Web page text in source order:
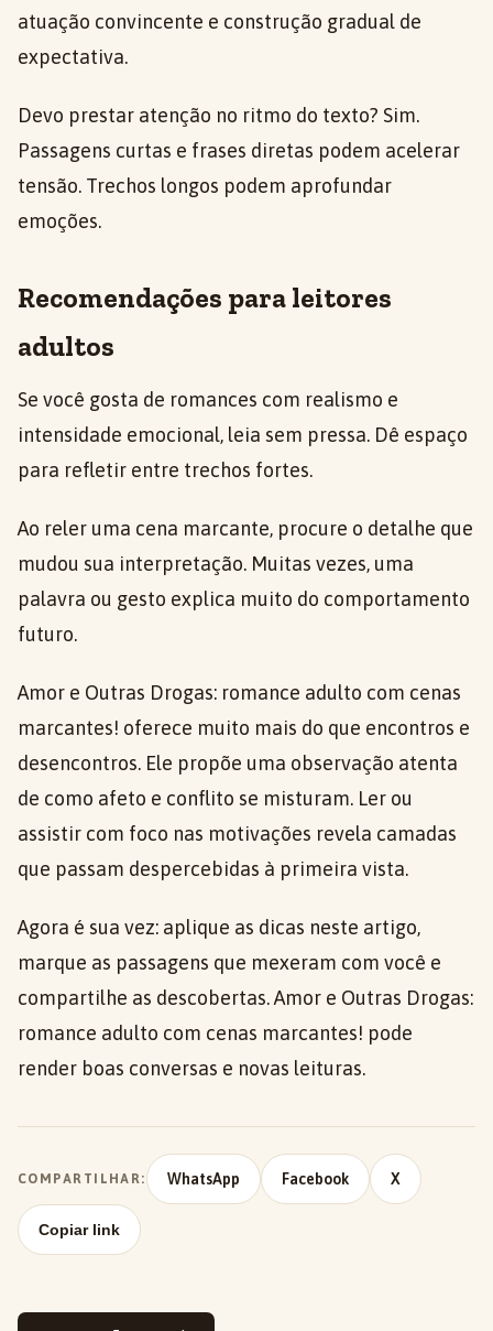
atuação convincente e construção gradual de
expectativa.
Devo prestar atenção no ritmo do texto? Sim.
Passagens curtas e frases diretas podem acelerar
tensão. Trechos longos podem aprofundar
emoções.
Recomendações para leitores
adultos
Se você gosta de romances com realismo e
intensidade emocional, leia sem pressa. Dê espaço
para refletir entre trechos fortes.
Ao reler uma cena marcante, procure o detalhe que
mudou sua interpretação. Muitas vezes, uma
palavra ou gesto explica muito do comportamento
futuro.
Amor e Outras Drogas: romance adulto com cenas
marcantes! oferece muito mais do que encontros e
desencontros. Ele propõe uma observação atenta
de como afeto e conflito se misturam. Ler ou
assistir com foco nas motivações revela camadas
que passam despercebidas à primeira vista.
Agora é sua vez: aplique as dicas neste artigo,
marque as passagens que mexeram com você e
compartilhe as descobertas. Amor e Outras Drogas:
romance adulto com cenas marcantes! pode
render boas conversas e novas leituras.
COMPARTILHAR: WhatsApp Facebook X
Copiar link